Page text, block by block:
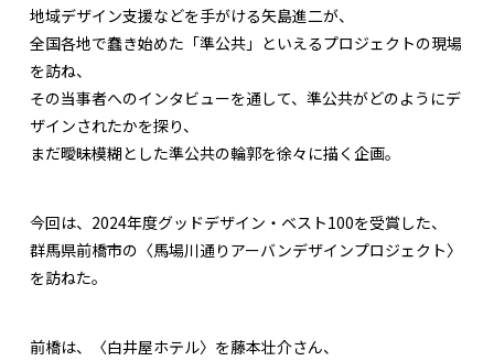
地域デザイン支援などを手がける矢島進二が、
全国各地で蠢き始めた「準公共」といえるプロジェクトの現場
を訪ね、
その当事者へのインタビューを通して、準公共がどのようにデ
ザインされたかを探り、
まだ曖昧模糊とした準公共の輪郭を徐々に描く企画。
今回は、2024年度グッドデザイン・ベスト100を受賞した、
群馬県前橋市の〈馬場川通りアーバンデザインプロジェクト〉
を訪ねた。
前橋は、〈白井屋ホテル〉を藤本壮介さん、